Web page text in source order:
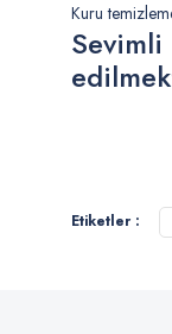
Kuru
Sevimli
Ürün
Etiketler :